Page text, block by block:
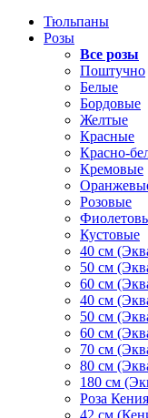
Тюльпаны
Розы
Все розы
Поштучно
Белые
Бордовые
Желтые
Красные
Красно-
Кремовые
Розовые
Кустовые
40 см
50 см
60 см
40 см
50 см
60 см
70 см
80 см
180 см
Роза